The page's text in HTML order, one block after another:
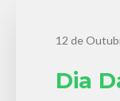
12 de
Dia